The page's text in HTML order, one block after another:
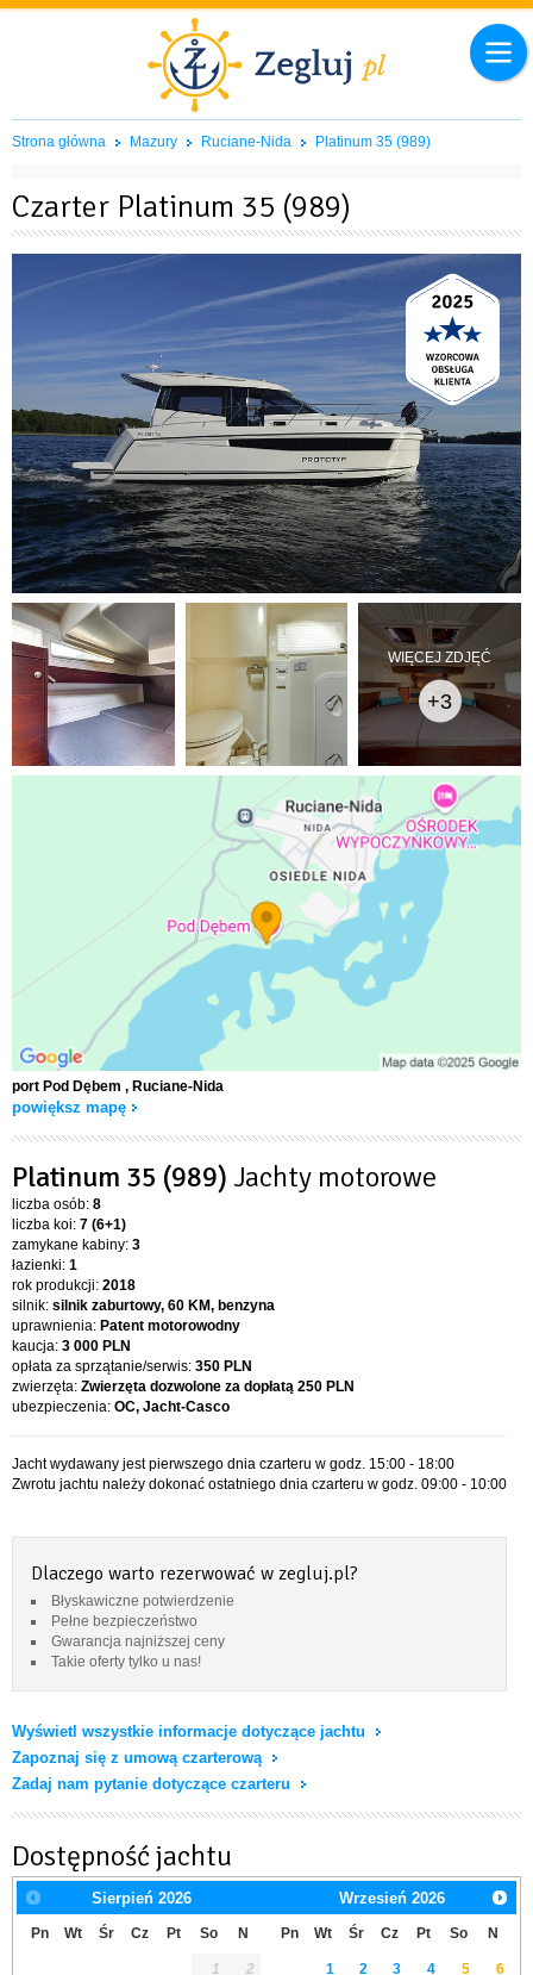
Strona główna Mazury Ruciane-Nida Platinum 35 (989)
Czarter Platinum 35 (989)
WIĘCEJ ZDJĘĆ
+3
port Pod Dębem , Ruciane-Nida
powiększ mapę
Platinum 35 (989) Jachty motorowe
liczba osób: 8
liczba koi: 7 (6+1)
zamykane kabiny: 3
łazienki: 1
rok produkcji: 2018
silnik: silnik zaburtowy, 60 KM, benzyna
uprawnienia: Patent motorowodny
kaucja: 3 000 PLN
opłata za sprzątanie/serwis: 350 PLN
zwierzęta: Zwierzęta dozwolone za dopłatą 250 PLN
ubezpieczenia: OC, Jacht-Casco
Jacht wydawany jest pierwszego dnia czarteru w godz. 15:00 - 18:00
Zwrotu jachtu należy dokonać ostatniego dnia czarteru w godz. 09:00 - 10:00
Dlaczego warto rezerwować w zegluj.pl?
Błyskawiczne potwierdzenie
Pełne bezpieczeństwo
Gwarancja najniższej ceny
Takie oferty tylko u nas!
Wyświetl wszystkie informacje dotyczące jachtu
Zapoznaj się z umową czarterową
Zadaj nam pytanie dotyczące czarteru
Dostępność jachtu
Sierpień 2026
Pn Wt Śr Cz Pt So N
1
2
Wrzesień 2026
Pn Wt Śr Cz Pt So N
1 2 3 4 5
6